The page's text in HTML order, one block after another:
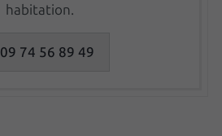
habitation.
09 74 56 89 49